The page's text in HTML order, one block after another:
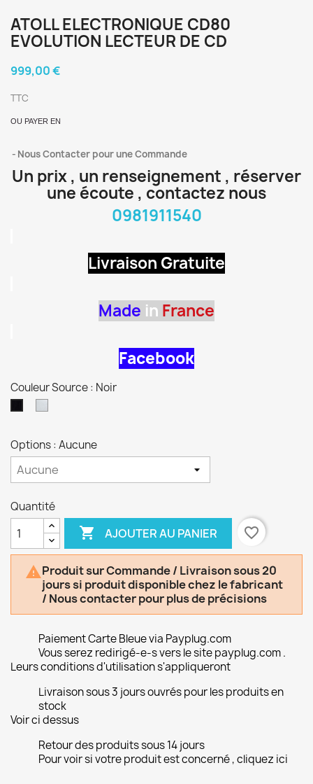
ATOLL ELECTRONIQUE CD80
EVOLUTION LECTEUR DE CD
999,00 €
TTC
OU PAYER EN
Nous Contacter pour une Commande
Un prix , un renseignement , réserver
une écoute , contactez nous
0981911540
Livraison Gratuite
Made in France
Facebook
Couleur Source : Noir
Options : Aucune
Quantité
 AJOUTER AU PANIER favorite_border
Produit sur Commande / Livraison sous 20
jours si produit disponible chez le fabricant
/ Nous contacter pour plus de précisions
Paiement Carte Bleue via Payplug.com
Vous serez redirigé-e-s vers le site payplug.com .
Leurs conditions d'utilisation s'appliqueront
Livraison sous 3 jours ouvrés pour les produits en
stock
Voir ci dessus
Retour des produits sous 14 jours
Pour voir si votre produit est concerné , cliquez ici